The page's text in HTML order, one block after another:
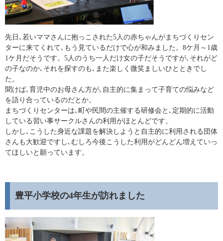
先日､若いママさんに抱っこされた5人の赤ちゃんがまちづくりセン
ターに来てくれて､もう見ているだけで心が和みました。8ケ月～1歳
1ケ月だそうです。5人のうち一人だけ女の子だそうですが､それがど
の子なのか､それを探すのも､また楽しく微笑ましいひとときでし
た。
聞けば､育児中のお母さん方が､自主的に集まって子育ての悩みなど
を語り合っているのだとか。
まちづくりセンターは､町や民間の主催する研修会と､定期的に活動
している習い事サークルさんの利用がほとんどです。
しかし､こうした身近な課題を解決しようと自主的に利用される団体
さんも大歓迎ですし､むしろ今後こうした利用がどんどん増えていっ
てほしいと願っています。
豊平小学校の4年生が訪れました